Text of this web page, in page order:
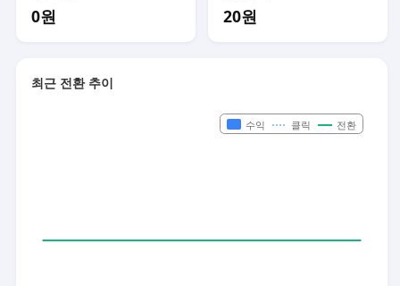
0원 20원
최근 전환 추이